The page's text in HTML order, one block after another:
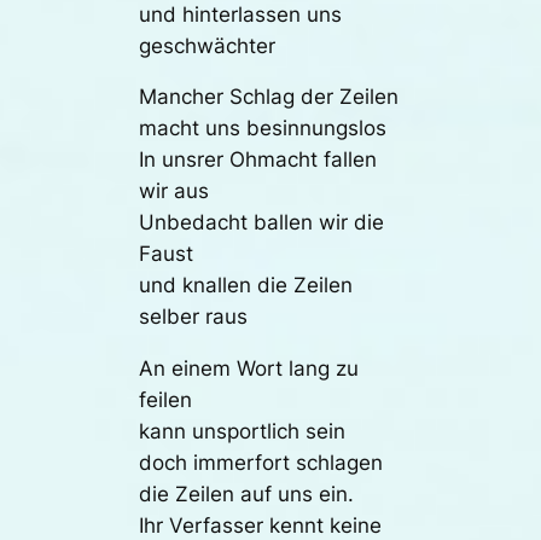
und hinterlassen uns
geschwächter
Mancher Schlag der Zeilen
macht uns besinnungslos
In unsrer Ohmacht fallen
wir aus
Unbedacht ballen wir die
Faust
und knallen die Zeilen
selber raus
An einem Wort lang zu
feilen
kann unsportlich sein
doch immerfort schlagen
die Zeilen auf uns ein.
Ihr Verfasser kennt keine